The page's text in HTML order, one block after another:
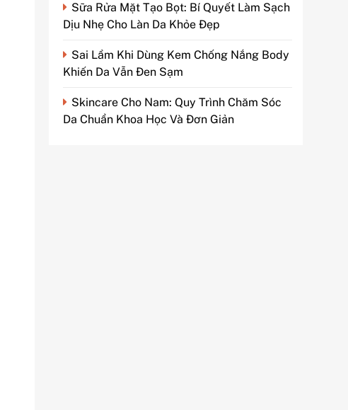
Sữa Rửa Mặt Tạo Bọt: Bí Quyết Làm Sạch
Dịu Nhẹ Cho Làn Da Khỏe Đẹp
Sai Lầm Khi Dùng Kem Chống Nắng Body
Khiến Da Vẫn Đen Sạm
Skincare Cho Nam: Quy Trình Chăm Sóc
Da Chuẩn Khoa Học Và Đơn Giản